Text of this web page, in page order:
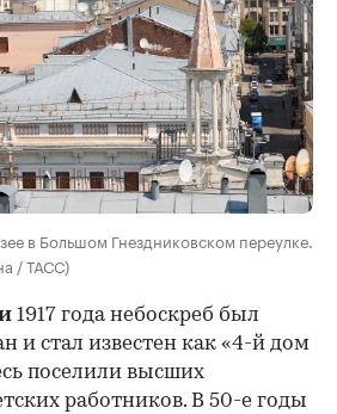
в Большом Гнездниковском переулке.
/ ТАСС)
1917 года небоскреб был
и стал известен как «4-й дом
поселили высших
работников. В 50-е годы